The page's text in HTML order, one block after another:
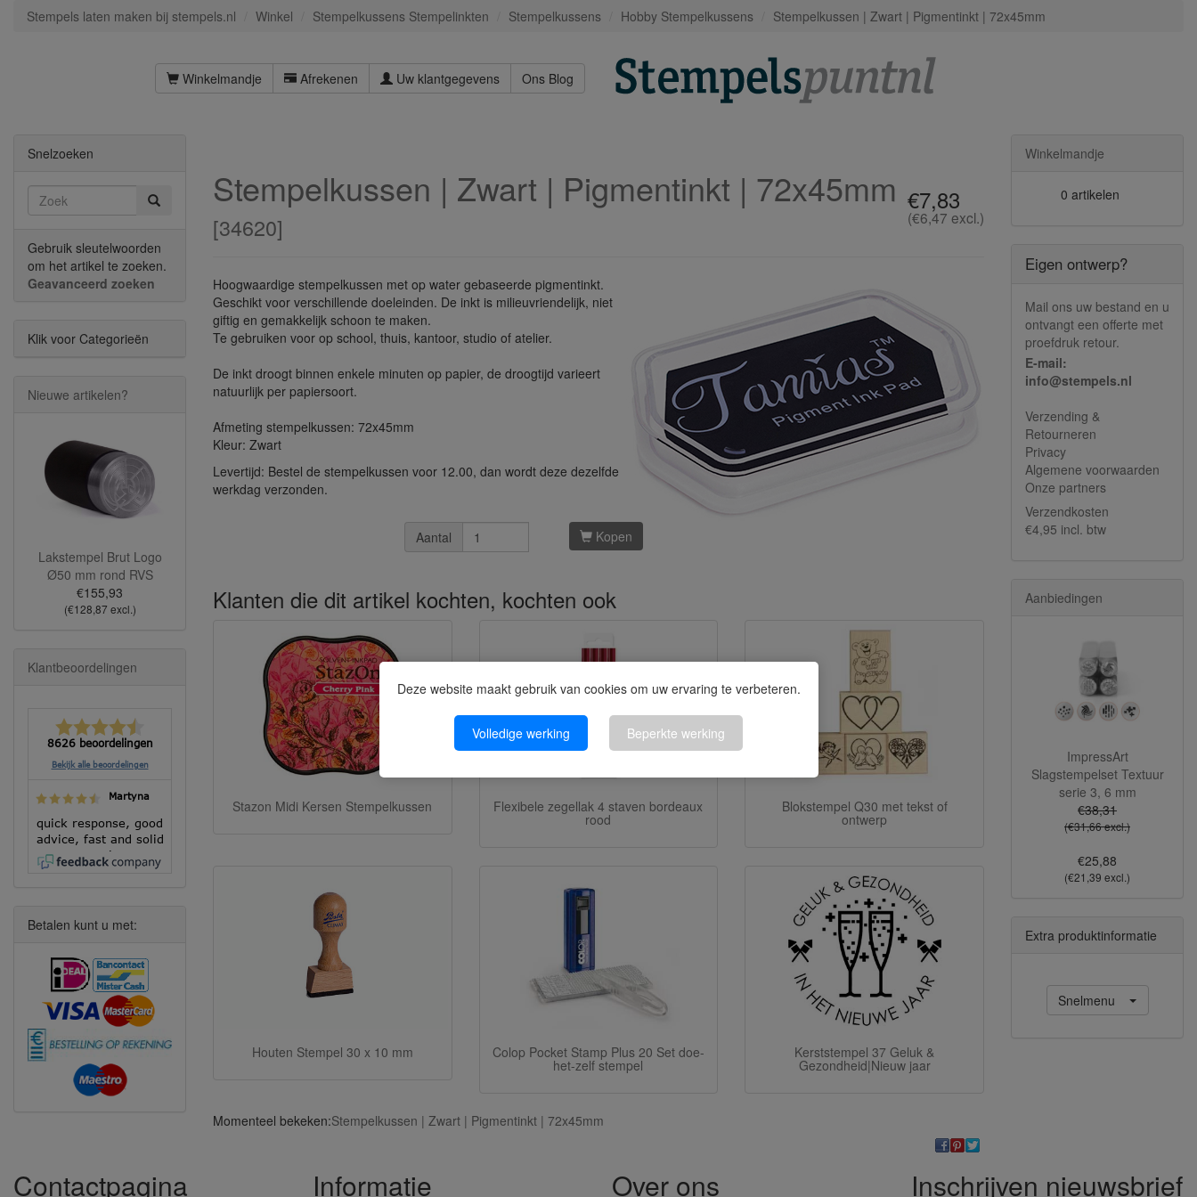
Deze website maakt gebruik van cookies om uw ervaring te verbeteren.
Volledige werking Beperkte werking
Stempels laten maken bij stempels.nl Winkel Stempelkussens Stempelinkten Stempelkussens Hobby Stempelkussens Stempelkussen | Zwart | Pigmentinkt | 72x45mm
Winkelmandje Afrekenen Uw klantgegevens Ons Blog
€7,83
(€6,47 excl.)
Stempelkussen | Zwart | Pigmentinkt | 72x45mm
[34620]
Hoogwaardige stempelkussen met op water gebaseerde pigmentinkt.
Geschikt voor verschillende doeleinden. De inkt is milieuvriendelijk, niet
giftig en gemakkelijk schoon te maken.
Te gebruiken voor op school, thuis, kantoor, studio of atelier.
De inkt droogt binnen enkele minuten op papier, de droogtijd varieert
natuurlijk per papiersoort.
Afmeting stempelkussen: 72x45mm
Kleur: Zwart
Levertijd: Bestel de stempelkussen voor 12.00, dan wordt deze dezelfde
werkdag verzonden.
Aantal Kopen
Klanten die dit artikel kochten, kochten ook
Stazon Midi Kersen Stempelkussen Flexibele zegellak 4 staven bordeaux
rood
Blokstempel Q30 met tekst of
ontwerp
Houten Stempel 30 x 10 mm Colop Pocket Stamp Plus 20 Set doe-
het-zelf stempel
Kerststempel 37 Geluk &
Gezondheid|Nieuw jaar
Momenteel bekeken:Stempelkussen | Zwart | Pigmentinkt | 72x45mm
Snelzoeken
Gebruik sleutelwoorden
om het artikel te zoeken.
Geavanceerd zoeken
Klik voor Categorieën
Nieuwe artikelen?
Lakstempel Brut Logo
Ø50 mm rond RVS
€155,93
(€128,87 excl.)
Klantbeoordelingen
8626 beoordelingen
Bekijk alle beoordelingen
Martyna
quick response, good
advice, fast and solid
execution!
Betalen kunt u met:
Winkelmandje
0 artikelen
Eigen ontwerp?
Mail ons uw bestand en u
ontvangt een offerte met
proefdruk retour.
E-mail:
info@stempels.nl
Verzending &
Retourneren
Privacy
Algemene voorwaarden
Onze partners
Verzendkosten
€4,95 incl. btw
Aanbiedingen
ImpressArt
Slagstempelset Textuur
serie 3, 6 mm
€38,31
(€31,66 excl.)
€25,88
(€21,39 excl.)
Extra produktinformatie
Snelmenu
Contactpagina Informatie Over ons Inschrijven nieuwsbrief